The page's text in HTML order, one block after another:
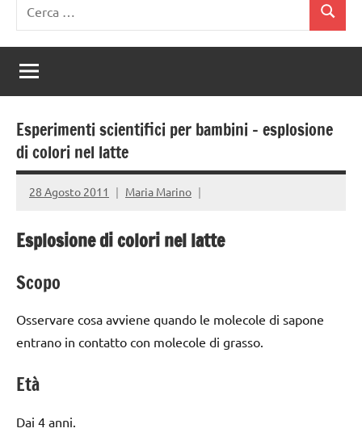
per:
Cerca
Esperimenti scientifici per bambini – esplosione
di colori nel latte
28 Agosto 2011 Maria Marino
Esplosione di colori nel latte
Scopo
Osservare cosa avviene quando le molecole di sapone
entrano in contatto con molecole di grasso.
Età
Dai 4 anni.